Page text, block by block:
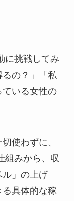
に挑戦してみ
の？」「私
いる女性の
使わずに、
組みから、収
ル」の上げ
具体的な稼